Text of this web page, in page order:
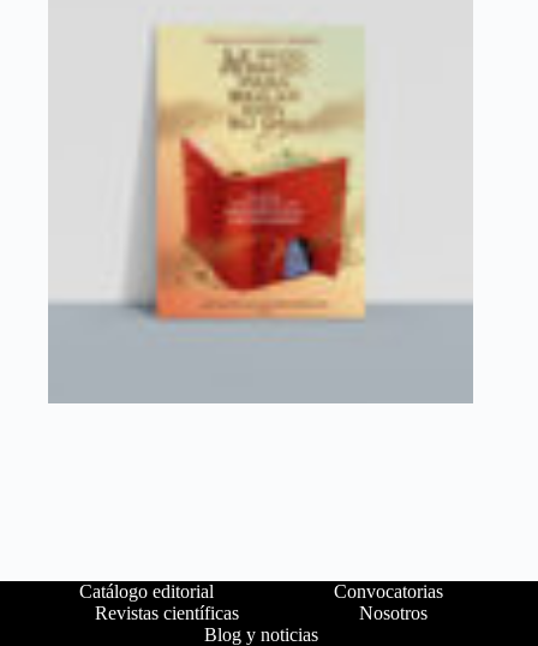
Catálogo editorial
Convocatorias
Revistas científicas
Nosotros
Blog y noticias